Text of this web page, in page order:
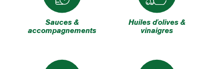
Sauces &
accompagnements
Huiles d'olives &
vinaigres